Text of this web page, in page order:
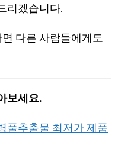
리겠습니다.
다른 사람들에게도
보세요.
풀추출물 최저가 제품